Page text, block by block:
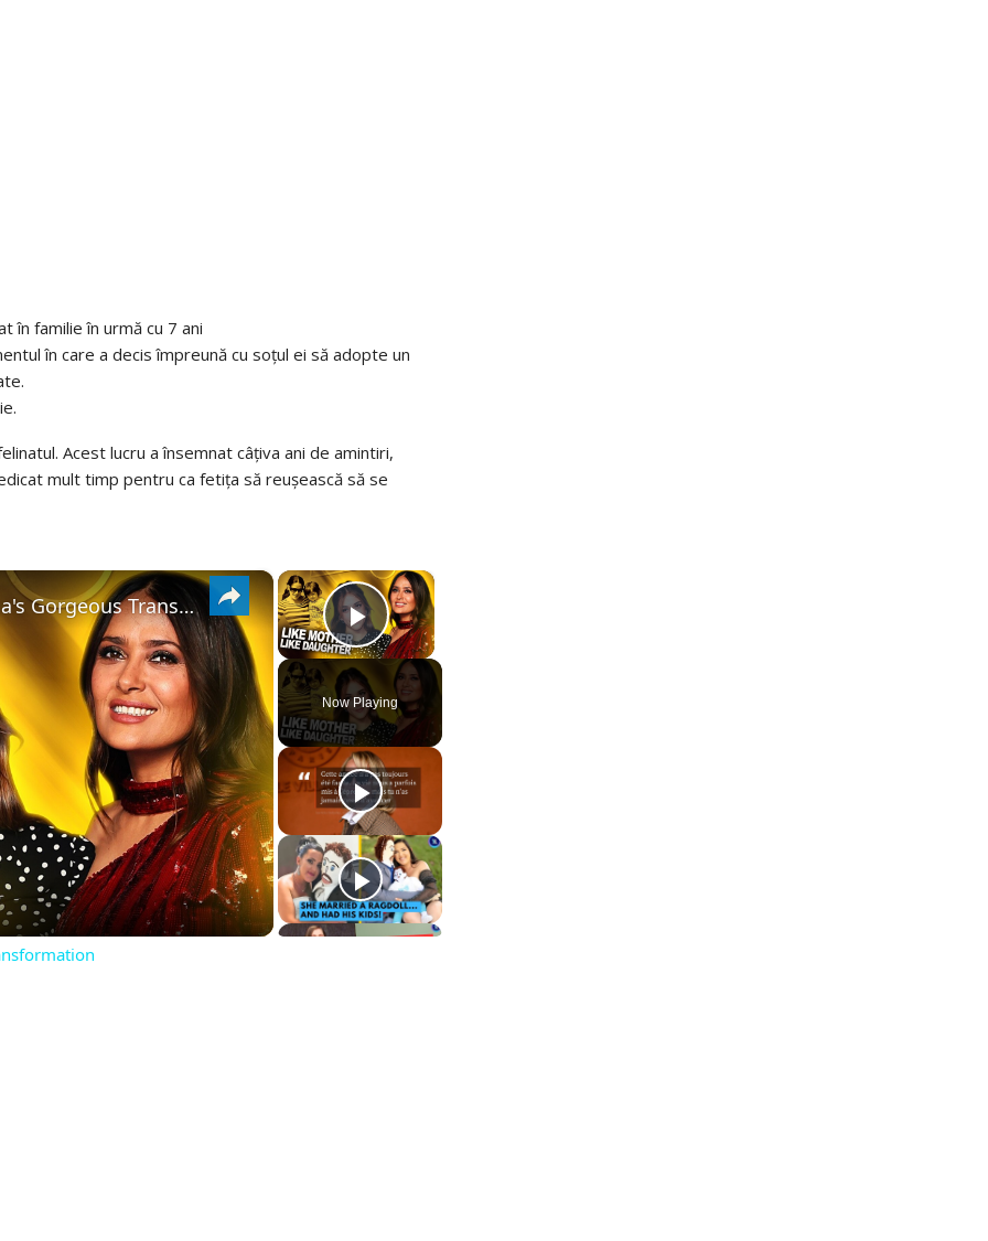
în familie în urmă cu 7 ani
în care a decis împreună cu soțul ei să adopte un
Acest lucru a însemnat câțiva ani de amintiri,
mult timp pentru ca fetița să reușească să se
×
PLAY
VIDEO
Now Playing
×
Salma Hayek's Daughter Valentina's Gorgeous Transformation